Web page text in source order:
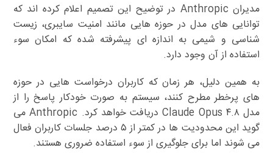
مدیران Anthropic در توضیح این تصمیم اعلام کرده اند که
توانایی های مدل در حوزه هایی مانند امنیت سایبری، زیست
شناسی و شیمی به اندازه ای پیشرفته شده که امکان سوء
استفاده از آن وجود دارد.
به همین دلیل، هر زمان که کاربران درخواست هایی در حوزه
های پرخطر مطرح کنند، سیستم به صورت خودکار پاسخ را از
مدل Claude Opus ۴.۸ دریافت خواهد کرد. Anthropic می
گوید این محدودیت ها در کمتر از ۵ درصد جلسات کاربران فعال
می شوند اما برای جلوگیری از سوء استفاده ضروری هستند.